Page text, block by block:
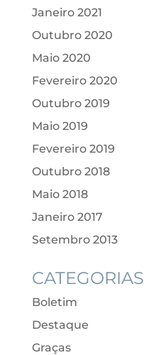
Janeiro 2021
Outubro 2020
Maio 2020
Fevereiro 2020
Outubro 2019
Maio 2019
Fevereiro 2019
Outubro 2018
Maio 2018
Janeiro 2017
Setembro 2013
CATEGORIAS
Boletim
Destaque
Graças